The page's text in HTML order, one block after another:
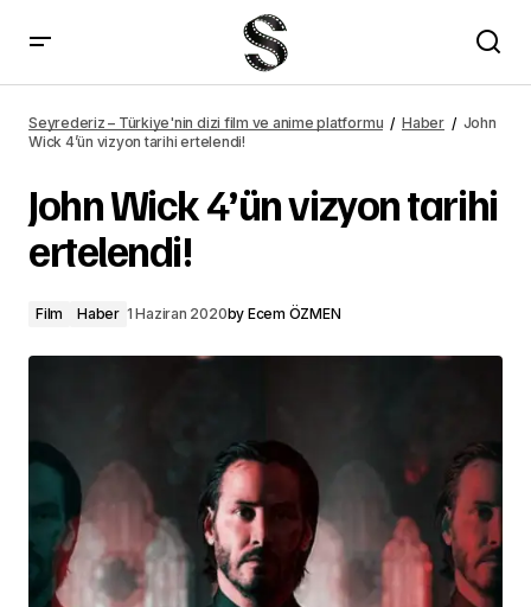
Seyrederiz – Türkiye'nin dizi film ve anime platformu Haber
John
Wick 4’ün vizyon tarihi ertelendi!
John Wick 4’ün vizyon tarihi
ertelendi!
Film Haber 1 Haziran 2020by Ecem ÖZMEN